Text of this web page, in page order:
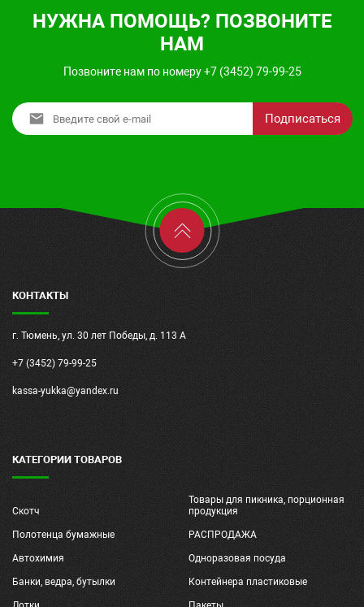
НУЖНА ПОМОЩЬ? ПОЗВОНИТЕ
НАМ
Позвоните нам по номеру +7 (3452) 79-99-25
Подписаться
КОНТАКТЫ
г. Тюмень, ул. 30 лет Победы, д. 113 А
+7 (3452) 79-99-25
kassa-yukka@yandex.ru
КАТЕГОРИИ ТОВАРОВ
Скотч
Товары для пикника, порционная
продукция
Полотенца бумажные РАСПРОДАЖА
Автохимия Одноразовая посуда
Банки, ведра, бутылки Контейнера пластиковые